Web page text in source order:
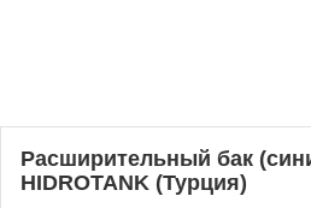
Расширительный бак
HIDROTANK (Турция)